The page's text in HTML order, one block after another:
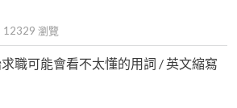
12329 瀏覽
職可能會看不太懂的用詞 / 英文縮寫